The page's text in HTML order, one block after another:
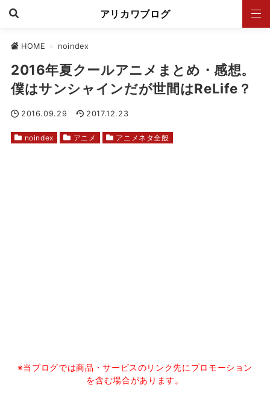
アリカワブログ
HOME > noindex
2016年夏クールアニメまとめ・感想。
僕はサンシャインだが世間はReLife？
2016.09.29 2017.12.23
noindex アニメ アニメネタ全般
※当ブログでは商品・サービスのリンク先にプロモーション
を含む場合があります。